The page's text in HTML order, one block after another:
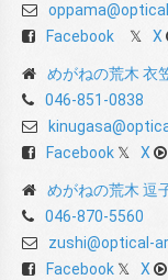
Facebook
X
めがねの荒木 衣
046-851-0838
Facebook
X
めがねの荒木 逗
046-870-5560
zushi@optical-
Facebook
X